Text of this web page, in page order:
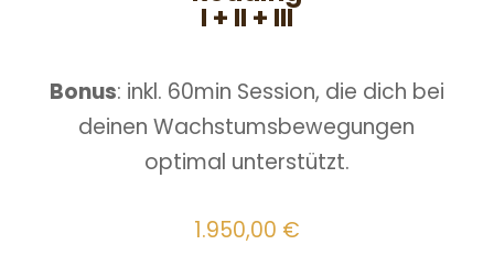
I + II + III
Bonus: inkl. 60min Session, die dich bei
deinen Wachstumsbewegungen
optimal unterstützt.
1.950,00 €